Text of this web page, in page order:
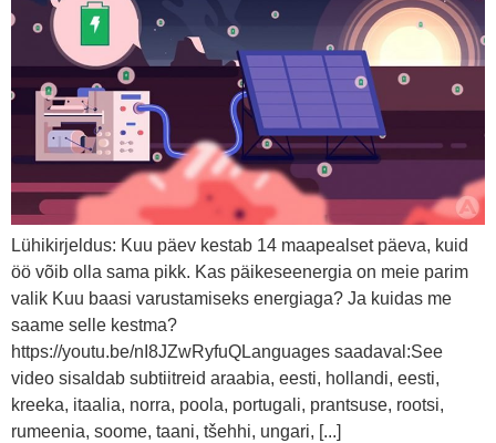
Lühikirjeldus: Kuu päev kestab 14 maapealset päeva, kuid
öö võib olla sama pikk. Kas päikeseenergia on meie parim
valik Kuu baasi varustamiseks energiaga? Ja kuidas me
saame selle kestma?
https://youtu.be/nI8JZwRyfuQLanguages saadaval:See
video sisaldab subtiitreid araabia, eesti, hollandi, eesti,
kreeka, itaalia, norra, poola, portugali, prantsuse, rootsi,
rumeenia, soome, taani, tšehhi, ungari, [...]